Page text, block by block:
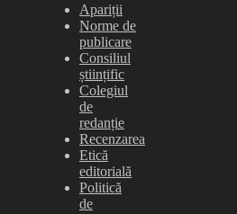
Apariții
Norme de
publicare
Consiliul
științific
Colegiul
de
redanție
Recenzarea
Etică
editorială
Politică
de